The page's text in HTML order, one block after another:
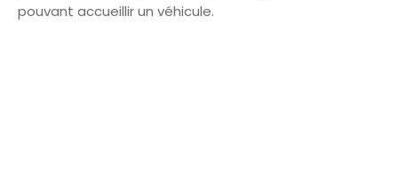
pouvant accueillir un véhicule.